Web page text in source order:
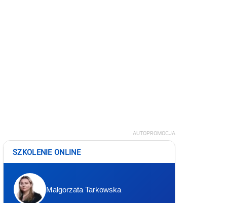
AUTOPROMOCJA
SZKOLENIE ONLINE
Małgorzata Tarkowska